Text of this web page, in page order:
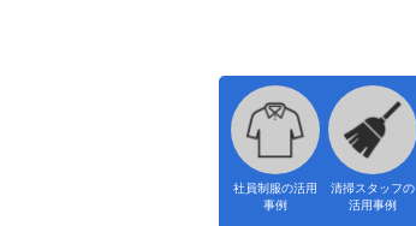
社員制服の活用
事例
清掃スタッフの
活用事例